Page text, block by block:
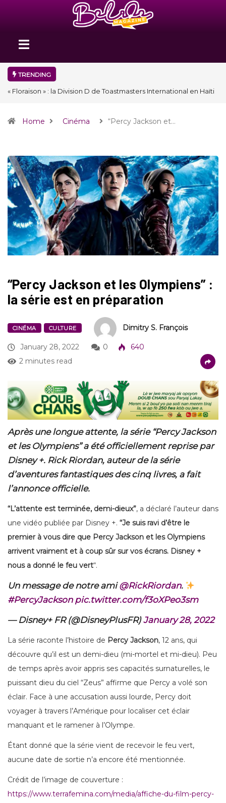
TRENDING
« Floraison » : la Division D de Toastmasters International en Haïti
Home Cinéma “Percy Jackson et…
“Percy Jackson et les Olympiens” :
la série est en préparation
CINÉMA CULTURE Dimitry S. François
January 28, 2022 0
640
2 minutes read
Après une longue attente, la série “Percy Jackson
et les Olympiens” a été officiellement reprise par
Disney +. Rick Riordan, auteur de la série
d’aventures fantastiques des cinq livres, a fait
l’annonce officielle.
“L’attente est terminée, demi-dieux”, a déclaré l’auteur dans
une vidéo publiée par Disney +. “Je suis ravi d’être le
premier à vous dire que Percy Jackson et les Olympiens
arrivent vraiment et à coup sûr sur vos écrans. Disney +
nous a donné le feu vert“.
Un message de notre ami@RickRiordan.
#PercyJackson pic.twitter.com/f3oXPeo3sm
— Disney+ FR (@DisneyPlusFR)January 28, 2022
La série raconte l’histoire de Percy Jackson, 12 ans, qui
découvre qu’il est un demi-dieu (mi-mortel et mi-dieu). Peu
de temps après avoir appris ses capacités surnaturelles, le
puissant dieu du ciel “Zeus” affirme que Percy a volé son
éclair. Face à une accusation aussi lourde, Percy doit
voyager à travers l’Amérique pour localiser cet éclair
manquant et le ramener à l’Olympe.
Étant donné que la série vient de recevoir le feu vert,
aucune date de sortie n’a encore été mentionnée.
Crédit de l’image de couverture :
https://www.terrafemina.com/media/affiche-du-film-percy-